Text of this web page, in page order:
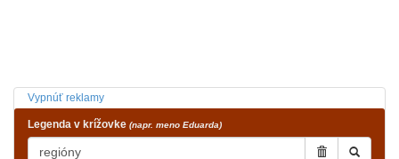
Vypnúť reklamy
Legenda v krížovke (napr. meno Eduarda)